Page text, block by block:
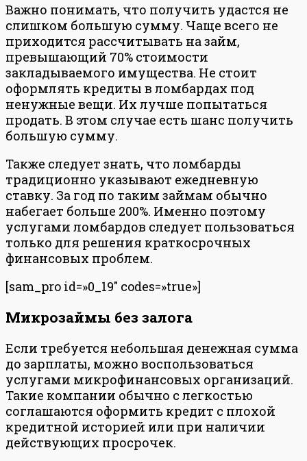
Важно понимать, что получить удастся не
слишком большую сумму. Чаще всего не
приходится рассчитывать на займ,
превышающий 70% стоимости
закладываемого имущества. Не стоит
оформлять кредиты в ломбардах под
ненужные вещи. Их лучше попытаться
продать. В этом случае есть шанс получить
большую сумму.
Также следует знать, что ломбарды
традиционно указывают ежедневную
ставку. За год по таким займам обычно
набегает больше 200%. Именно поэтому
услугами ломбардов следует пользоваться
только для решения краткосрочных
финансовых проблем.
[sam_pro id=»0_19″ codes=»true»]
Микрозаймы без залога
Если требуется небольшая денежная сумма
до зарплаты, можно воспользоваться
услугами микрофинансовых организаций.
Такие компании обычно с легкостью
соглашаются оформить кредит с плохой
кредитной историей или при наличии
действующих просрочек.